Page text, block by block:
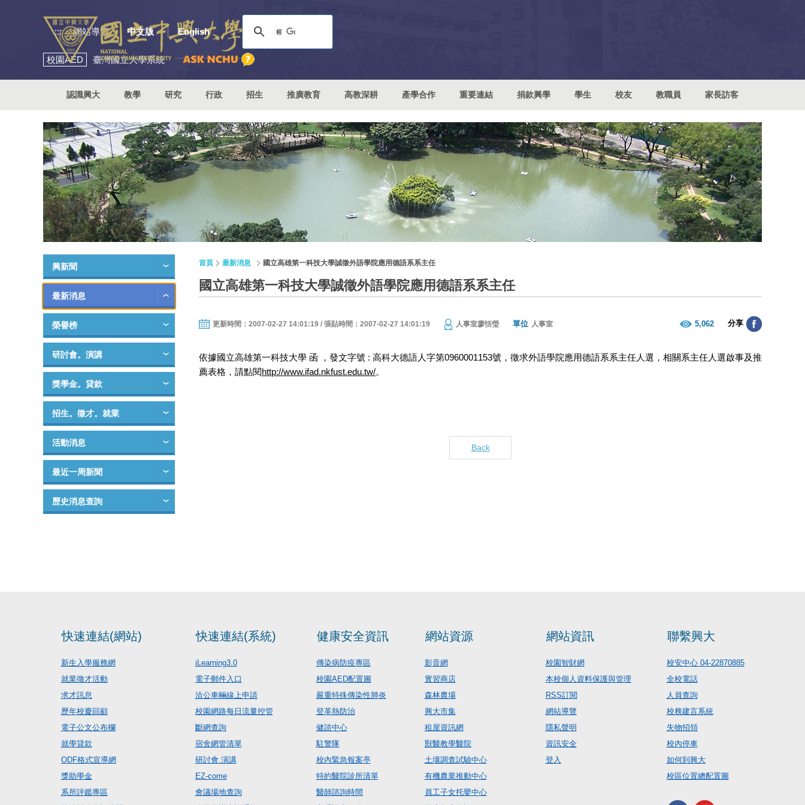
::: 網站導覽 中文版 English
校園AED 臺灣國立大學系統
認識興大 教學 研究 行政 招生 推廣教育 高教深耕 產學合作 重要連結 捐款興學 學生 校友 教職員 家長訪客
興新聞
最新消息
榮譽榜
研討會。演講
獎學金。貸款
招生。徵才。就業
活動消息
最近一周新聞
歷史消息查詢
首頁 最新消息 國立高雄第一科技大學誠徵外語學院應用德語系系主任
國立高雄第一科技大學誠徵外語學院應用德語系系主任
更新時間：2007-02-27 14:01:19 / 張貼時間：2007-02-27 14:01:19 人事室廖恬瑩 單位 人事室 5,062 分享
依據國立高雄第一科技大學 函 ，發文字號 : 高科大德語人字第0960001153號，徵求外語學院應用德語系系主任人選，相關系主任人選啟事及推
薦表格，請點閱http://www.ifad.nkfust.edu.tw/。
Back
快速連結(網站)
新生入學服務網
就業徵才活動
求才訊息
歷年校慶回顧
電子公文公布欄
就學貸款
ODF格式宣導網
獎助學金
系所評鑑專區
快速連結(系統)
iLearning3.0
電子郵件入口
洽公車輛線上申請
校園網路每日流量控管
斷網查詢
宿舍網管清單
研討會.演講
EZ-come
會議場地查詢
健康安全資訊
傳染病防疫專區
校園AED配置圖
嚴重特殊傳染性肺炎
登革熱防治
健諮中心
駐警隊
校內緊急報案亭
特約醫院診所清單
醫師諮詢時間
網站資源
影音網
實習商店
森林農場
興大市集
租屋資訊網
獸醫教學醫院
土壤調查試驗中心
有機農業推動中心
員工子女托嬰中心
網站資訊
校園智財網
本校個人資料保護與管理
RSS訂閱
網站導覽
隱私聲明
資訊安全
登入
聯繫興大
校安中心 04-22870885
全校電話
人員查詢
校務建言系統
失物招領
校內停車
如何到興大
校區位置總配置圖